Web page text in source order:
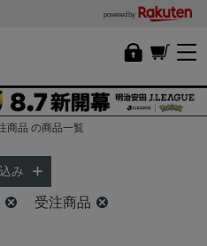
powered by
商品 の商品一覧
み
受注商品